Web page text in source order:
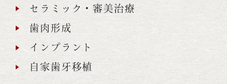
セラミック・審美治療
歯肉形成
インプラント
自家歯牙移植